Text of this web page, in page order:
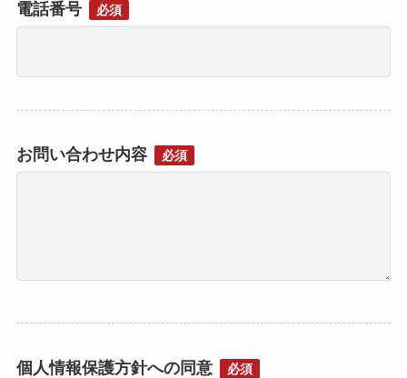
電話番号 必須
お問い合わせ内容 必須
個人情報保護方針への同意 必須